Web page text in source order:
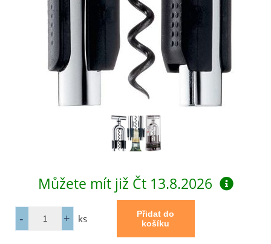
Můžete mít již Čt 13.8.2026
ks